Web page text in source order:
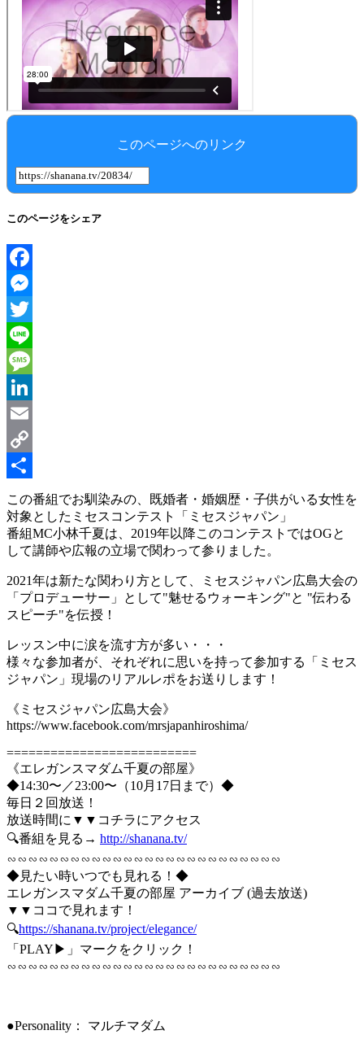
このページへのリンク
このページをシェア
Facebook
Messenger
Twitter
Line
Message
LinkedIn
Email
Copy
Link
共
有
この番組でお馴染みの、既婚者・婚姻歴・子供がいる女性を
対象としたミセスコンテスト「ミセスジャパン」
番組MC小林千夏は、2019年以降このコンテストではOGと
して講師や広報の立場で関わって参りました。
2021年は新たな関わり方として、ミセスジャパン広島大会の
「プロデューサー」として"魅せるウォーキング"と "伝わる
スピーチ"を伝授！
レッスン中に涙を流す方が多い・・・
様々な参加者が、それぞれに思いを持って参加する「ミセス
ジャパン」現場のリアルレポをお送りします！
《ミセスジャパン広島大会》
https://www.facebook.com/mrsjapanhiroshima/
==========================
《エレガンスマダム千夏の部屋》
◆14:30〜／23:00〜（10月17日まで）◆
毎日２回放送！
放送時間に▼▼コチラにアクセス
🔍番組を見る→ http://shanana.tv/
∽∽∽∽∽∽∽∽∽∽∽∽∽∽∽∽∽∽∽∽∽∽∽∽∽∽
◆見たい時いつでも見れる！◆
エレガンスマダム千夏の部屋 アーカイブ (過去放送)
▼▼ココで見れます！
🔍https://shanana.tv/project/elegance/
「PLAY▶」マークをクリック！
∽∽∽∽∽∽∽∽∽∽∽∽∽∽∽∽∽∽∽∽∽∽∽∽∽∽
●Personality： マルチマダム